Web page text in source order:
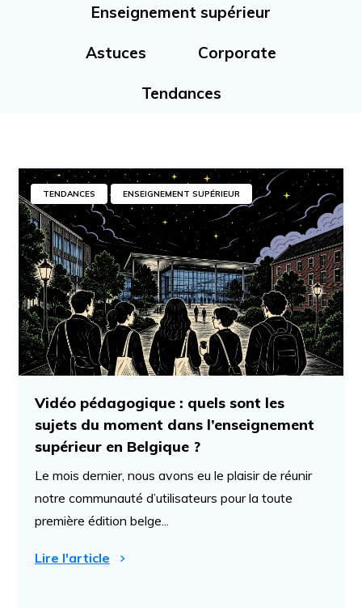
Enseignement supérieur
Astuces Corporate
Tendances
TENDANCES ENSEIGNEMENT SUPÉRIEUR
Vidéo pédagogique : quels sont les
sujets du moment dans l’enseignement
supérieur en Belgique ?
Le mois dernier, nous avons eu le plaisir de réunir
notre communauté d’utilisateurs pour la toute
première édition belge...
Lire l'article